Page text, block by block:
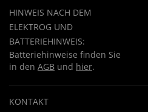
HINWEIS NACH DEM
ELEKTROG UND
BATTERIEHINWEIS:
Batteriehinweise finden Sie
in den AGB und hier.
KONTAKT